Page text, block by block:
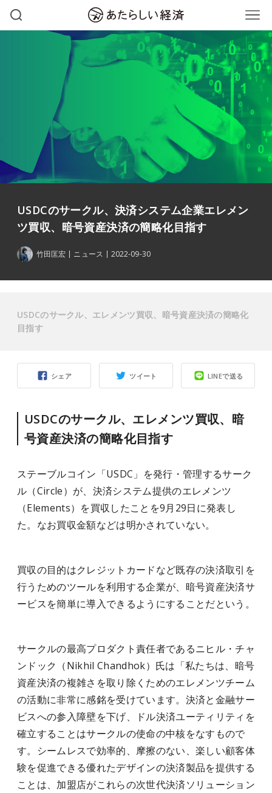
USDCのサークル、決済システム企業エレメン
ツ買収、暗号資産決済の簡略化目指す
竹田匡宏 ニュース 2022-09-30
シェア ツイート LINEで送る
USDCのサークル、エレメンツ買収、暗
号資産決済の簡略化目指す
ステーブルコイン「USDC」を発行・管理するサーク
ル（Circle）が、決済システム提供のエレメンツ
（Elements）を買収したことを9月29日に発表し
た。なお買収金額などは明かされていない。
買収の目的はクレジットカードなど既存の決済取引を
行うためのツールを利用する企業が、暗号資産決済サ
ービスを簡単に導入できるようにすることだという。
サークルの最高プロダクト責任者であるニヒル・チャ
ンドック（Nikhil Chandhok）氏は「私たちは、暗号
資産決済の複雑さを取り除くためのエレメンツチーム
の活動に非常に感銘を受けています。決済と金融サー
ビスへの参入障壁を下げ、ドル決済ユーティリティを
確立することはサークルの使命の中核をなすもので
す。シームレスで効率的、摩擦のない、楽しい顧客体
験を促進できる優れたデザインの決済製品を提供する
ことは、加盟店がこれらの次世代決済ソリューション
USDCのサークル、エレメンツ買収、暗号資産決済の簡略化
目指す